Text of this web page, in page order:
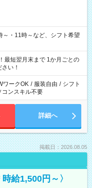
・11時～など、シフト希望
最短翌月末まで 1か月ごとの
い！
ワークOK / 服装自由 / シフト
コンスキル不要
詳細へ
掲載日：2026.08.05
給1,500円～〉